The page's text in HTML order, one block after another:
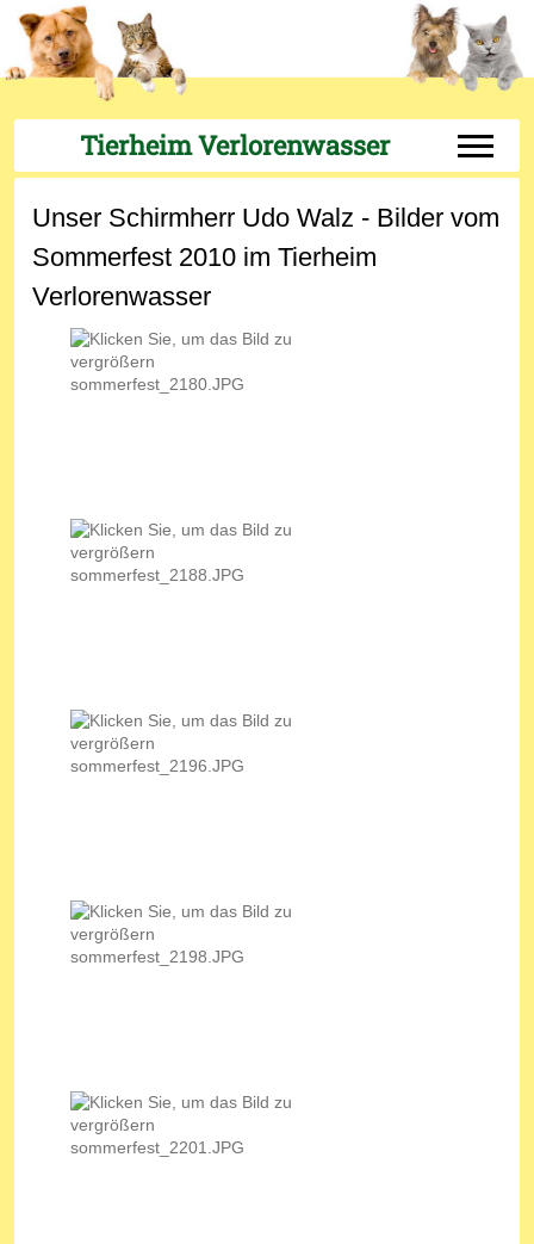
Tierheim Verlorenwasser Off-
Unser Schirmherr Udo Walz - Bilder vom
Sommerfest 2010 im Tierheim
Verlorenwasser